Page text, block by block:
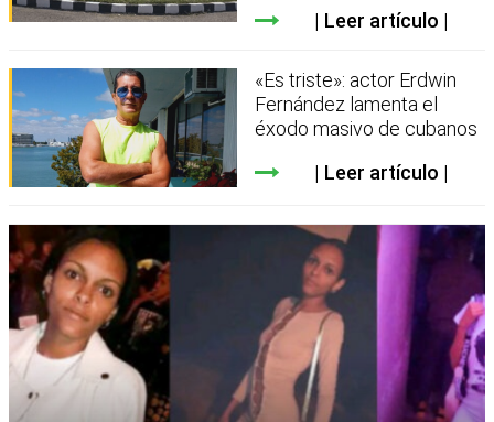
Leer artículo
«Es triste»: actor Erdwin
Fernández lamenta el
éxodo masivo de cubanos
Leer artículo